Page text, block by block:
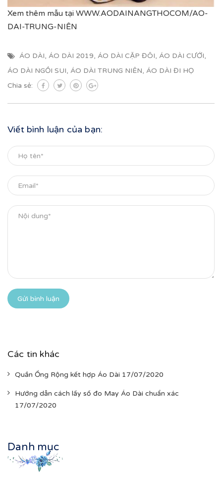
Xem thêm mẫu tại WWW.AODAINANGTHOCOM/AO-
DAI-TRUNG-NIÊN
ÁO DÀI, ÁO DÀI 2019, ÁO DÀI CẶP ĐÔI, ÁO DÀI CƯỚI,
ÁO DÀI NGỒI SUI, ÁO DÀI TRUNG NIÊN, ÁO DÀI ĐI HỌ
Chia sẻ:
Viết bình luận của bạn:
Gửi bình luận
Các tin khác
Quần Ống Rộng kết hợp Áo Dài 17/07/2020
Hướng dẫn cách lấy số đo May Áo Dài chuẩn xác
17/07/2020
Danh mục